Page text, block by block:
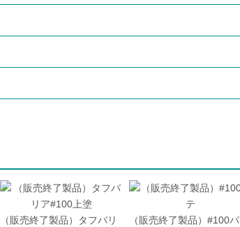
（販売終了製品）タフバリ
（販売終了製品）#100